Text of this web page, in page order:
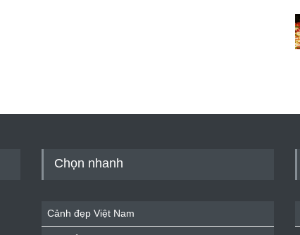
Chọn nhanh
Cảnh đẹp Việt Nam